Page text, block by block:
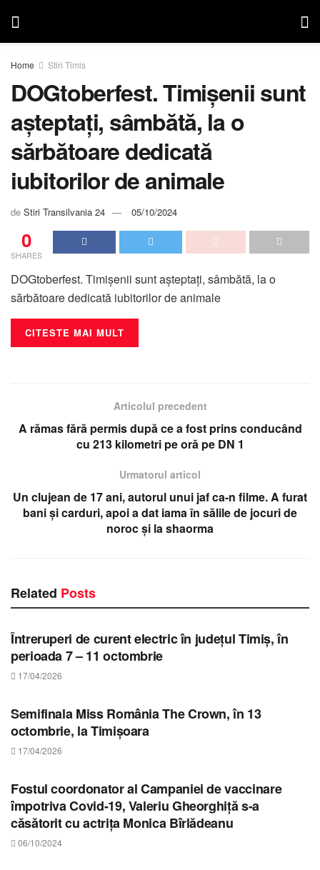
Home Stiri Timis
DOGtoberfest. Timișenii sunt
așteptați, sâmbătă, la o
sărbătoare dedicată
iubitorilor de animale
de Stiri Transilvania 24 05/10/2024
0
SHARES
DOGtoberfest. Timișenii sunt așteptați, sâmbătă, la o
sărbătoare dedicată iubitorilor de animale
CITESTE MAI MULT
Articolul precedent
A rămas fără permis după ce a fost prins conducând
cu 213 kilometri pe oră pe DN 1
Urmatorul articol
Un clujean de 17 ani, autorul unui jaf ca-n filme. A furat
bani și carduri, apoi a dat iama în sălile de jocuri de
noroc și la shaorma
Related Posts
STIRI TIMIS
Întreruperi de curent electric în județul Timiș, în
perioada 7 – 11 octombrie
17/04/2026
Semifinala Miss România The Crown, în 13
octombrie, la Timișoara
17/04/2026
Fostul coordonator al Campaniei de vaccinare
împotriva Covid-19, Valeriu Gheorghiță s-a
căsătorit cu actrița Monica Bîrlădeanu
06/10/2024